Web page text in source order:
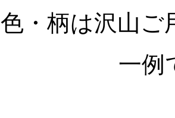
色・柄は沢山ご
一例